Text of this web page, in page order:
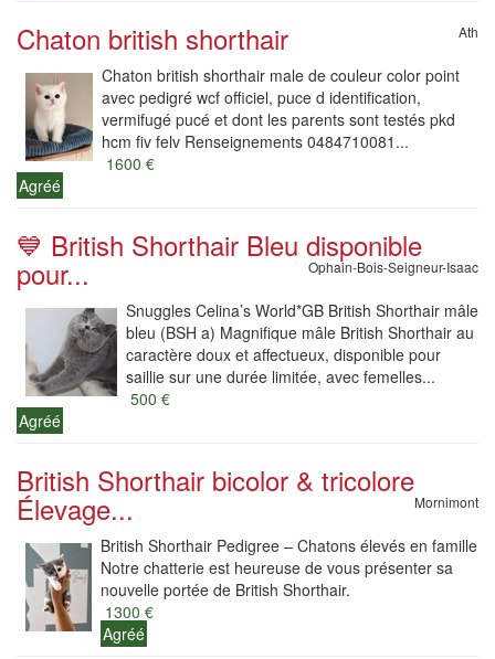
Chaton british shorthair Ath
Chaton british shorthair male de couleur color point
avec pedigré wcf officiel, puce d identification,
vermifugé pucé et dont les parents sont testés pkd
hcm fiv felv Renseignements 0484710081...
1600 €
Agréé
💙 British Shorthair Bleu disponible
pour... Ophain-Bois-Seigneur-Isaac
Snuggles Celina’s World*GB British Shorthair mâle
bleu (BSH a) Magnifique mâle British Shorthair au
caractère doux et affectueux, disponible pour
saillie sur une durée limitée, avec femelles...
500 €
Agréé
British Shorthair bicolor & tricolore
Élevage... Mornimont
British Shorthair Pedigree – Chatons élevés en famille
Notre chatterie est heureuse de vous présenter sa
nouvelle portée de British Shorthair.
1300 €
Agréé